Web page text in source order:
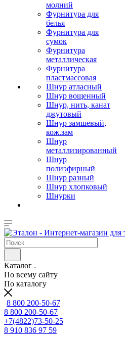
молний
Фурнитура для
белья
Фурнитура для
сумок
Фурнитура
металлическая
Фурнитура
пластмассовая
Шнур атласный
Шнур вощенный
Шнур, нить, канат
джутовый
Шнур замшевый,
кож.зам
Шнур
металлизированный
Шнур
полиэфирный
Шнур разный
Шнур хлопковый
Шнурки
Каталог
По всему сайту
По каталогу
8 800 200-50-67
8 800 200-50-67
+7(4822)73-50-25
8 910 836 97 59